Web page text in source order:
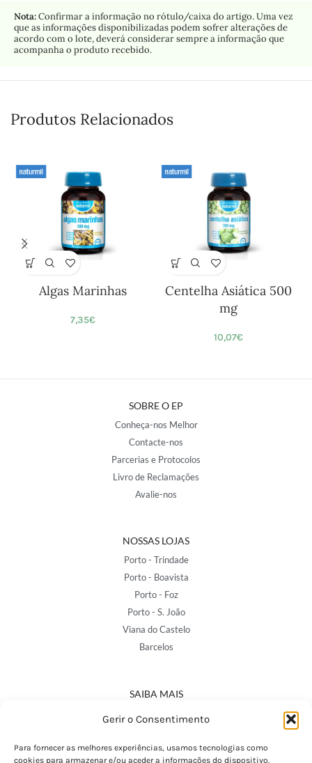
Gerir o Consentimento
Para fornecer as melhores experiências, usamos tecnologias como
cookies para armazenar e/ou aceder a informações do dispositivo.
Nota:Confirmar a informação no rótulo/caixa do artigo. Uma vez
que as informações disponibilizadas podem sofrer alterações de
acordo com o lote, deverá considerar sempre a informação que
acompanha o produto recebido.
Produtos Relacionados
Algas Marinhas
7,35€
Centelha Asiática 500
mg
10,07€
SOBRE O EP
Conheça-nos Melhor
Contacte-nos
Parcerias e Protocolos
Livro de Reclamações
Avalie-nos
NOSSAS LOJAS
Porto - Trindade
Porto - Boavista
Porto - Foz
Porto - S. João
Viana do Castelo
Barcelos
SAIBA MAIS
Política de Privacidade
Termos e Condições